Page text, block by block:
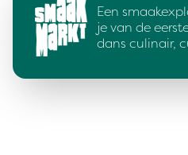
Een
je van de
dans culinair,